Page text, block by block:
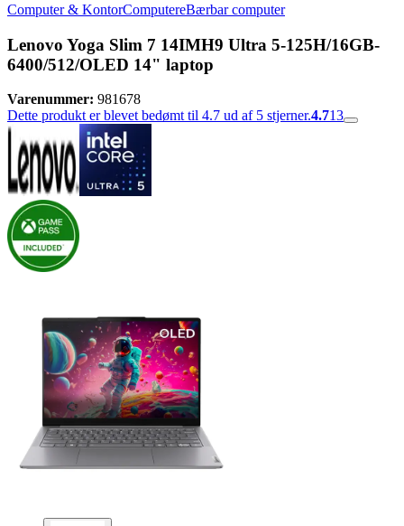
Computer & KontorComputereBærbar computer
Lenovo Yoga Slim 7 14IMH9 Ultra 5-125H/16GB-
6400/512/OLED 14" laptop
Varenummer: 981678
Dette produkt er blevet bedømt til 4.7 ud af 5 stjerner.4.713